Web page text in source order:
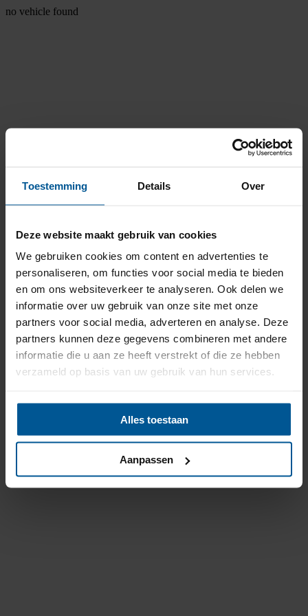
Toestemming Details Over
Deze website maakt gebruik van cookies
We gebruiken cookies om content en advertenties te
personaliseren, om functies voor social media te bieden
en om ons websiteverkeer te analyseren. Ook delen we
informatie over uw gebruik van onze site met onze
partners voor social media, adverteren en analyse. Deze
partners kunnen deze gegevens combineren met andere
informatie die u aan ze heeft verstrekt of die ze hebben
verzameld op basis van uw gebruik van hun services.
Alles toestaan
Aanpassen
no vehicle found